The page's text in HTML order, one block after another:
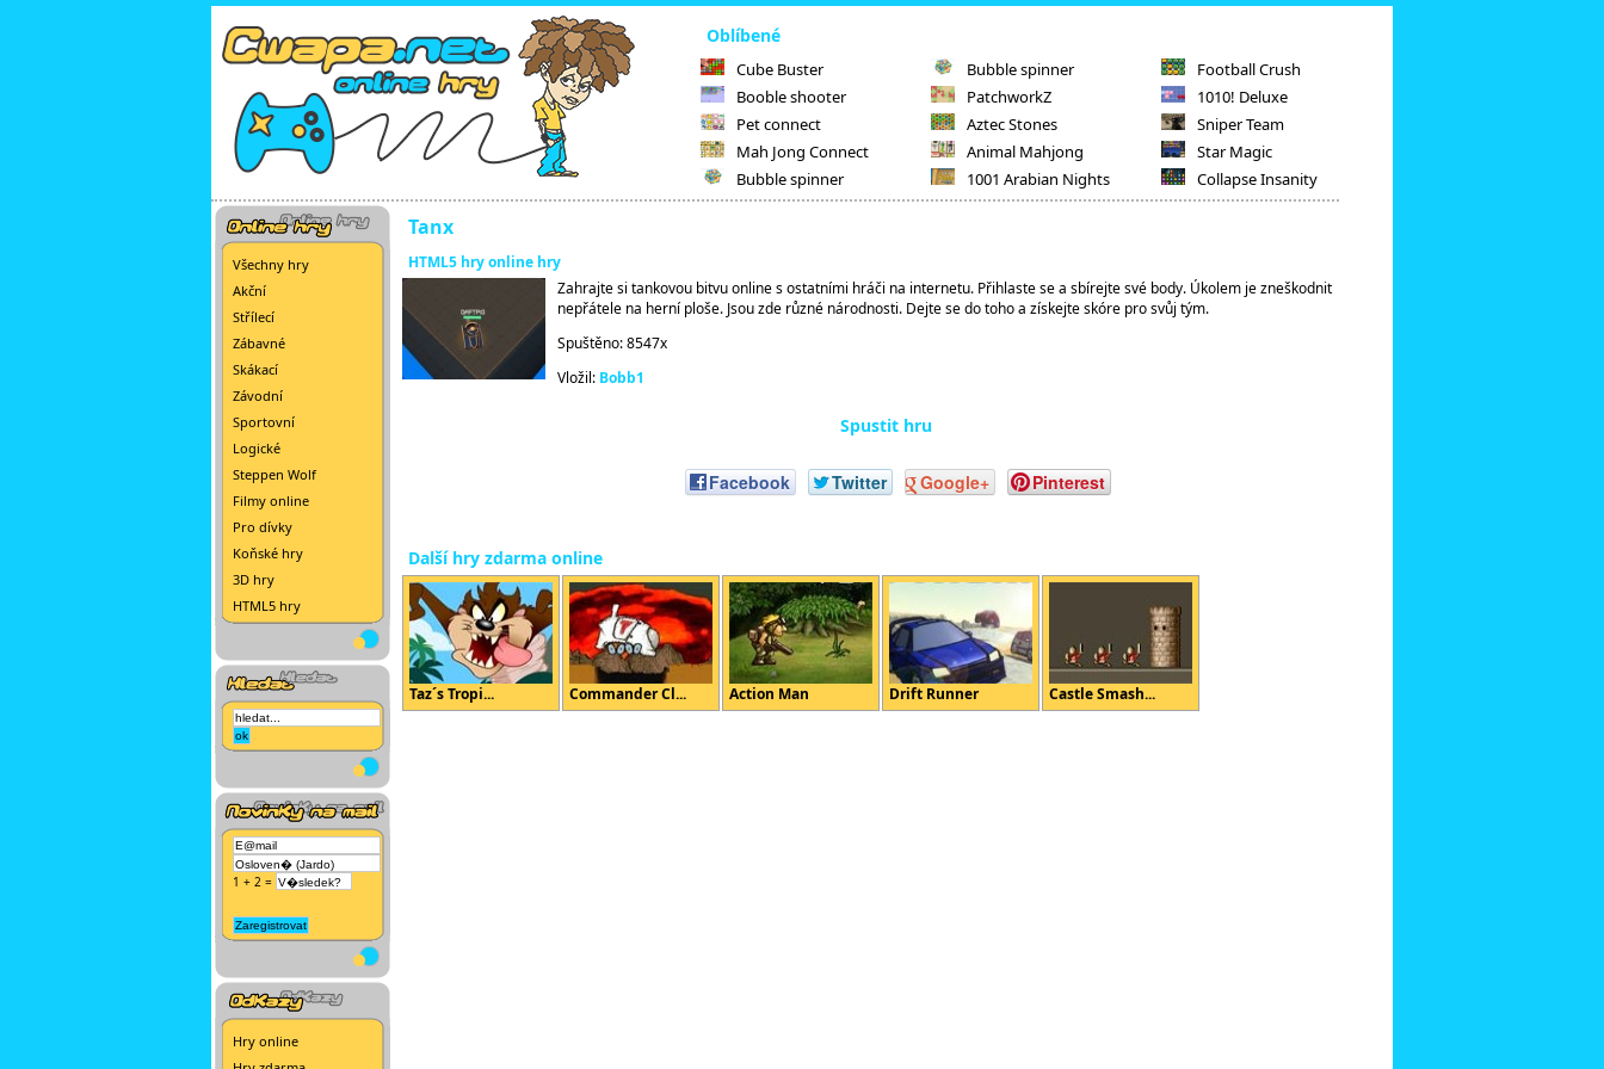
Oblíbené
Cube Buster
Booble shooter
Pet connect
Mah Jong Connect
Bubble spinner
Bubble spinner
PatchworkZ
Aztec Stones
Animal Mahjong
1001 Arabian Nights
Football Crush
1010! Deluxe
Sniper Team
Star Magic
Collapse Insanity
Všechny hry
Akční
Střílecí
Zábavné
Skákací
Závodní
Sportovní
Logické
Steppen Wolf
Filmy online
Pro dívky
Koňské hry
3D hry
HTML5 hry
1 + 2 =
Hry online
Tanx
HTML5 hry online hry
Zahrajte si tankovou bitvu online s ostatními hráči na internetu. Přihlaste se a sbírejte své body. Úkolem je zneškodnit
nepřátele na herní ploše. Jsou zde různé národnosti. Dejte se do toho a získejte skóre pro svůj tým.
Spuštěno: 8547x
Vložil: Bobb1
Spustit hru
Facebook Twitter Google+ Pinterest
Další hry zdarma online
Taz´s Tropi... Commander Cl... Action Man Drift Runner Castle Smash...